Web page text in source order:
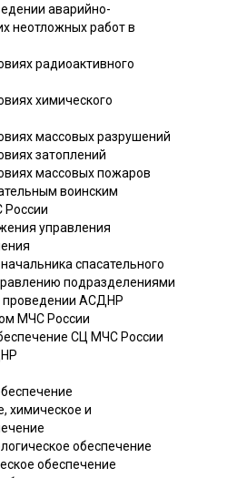
аварийно-
неотложных работ в
радиоактивного
химического
массовых разрушений
затоплений
массовых пожаров
воинским
управления
спасательного
подразделениями
проведении АСДНР
МЧС России
СЦ МЧС России
химическое и
обеспечение
обеспечение